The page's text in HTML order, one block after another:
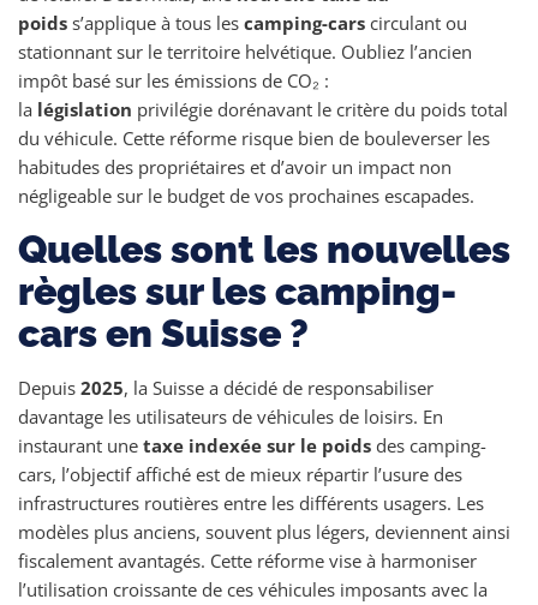
poids s’applique à tous les camping-cars circulant ou
stationnant sur le territoire helvétique. Oubliez l’ancien
impôt basé sur les émissions de CO₂ :
la législation privilégie dorénavant le critère du poids total
du véhicule. Cette réforme risque bien de bouleverser les
habitudes des propriétaires et d’avoir un impact non
négligeable sur le budget de vos prochaines escapades.
Quelles sont les nouvelles
règles sur les camping-
cars en Suisse ?
Depuis 2025, la Suisse a décidé de responsabiliser
davantage les utilisateurs de véhicules de loisirs. En
instaurant une taxe indexée sur le poids des camping-
cars, l’objectif affiché est de mieux répartir l’usure des
infrastructures routières entre les différents usagers. Les
modèles plus anciens, souvent plus légers, deviennent ainsi
fiscalement avantagés. Cette réforme vise à harmoniser
l’utilisation croissante de ces véhicules imposants avec la